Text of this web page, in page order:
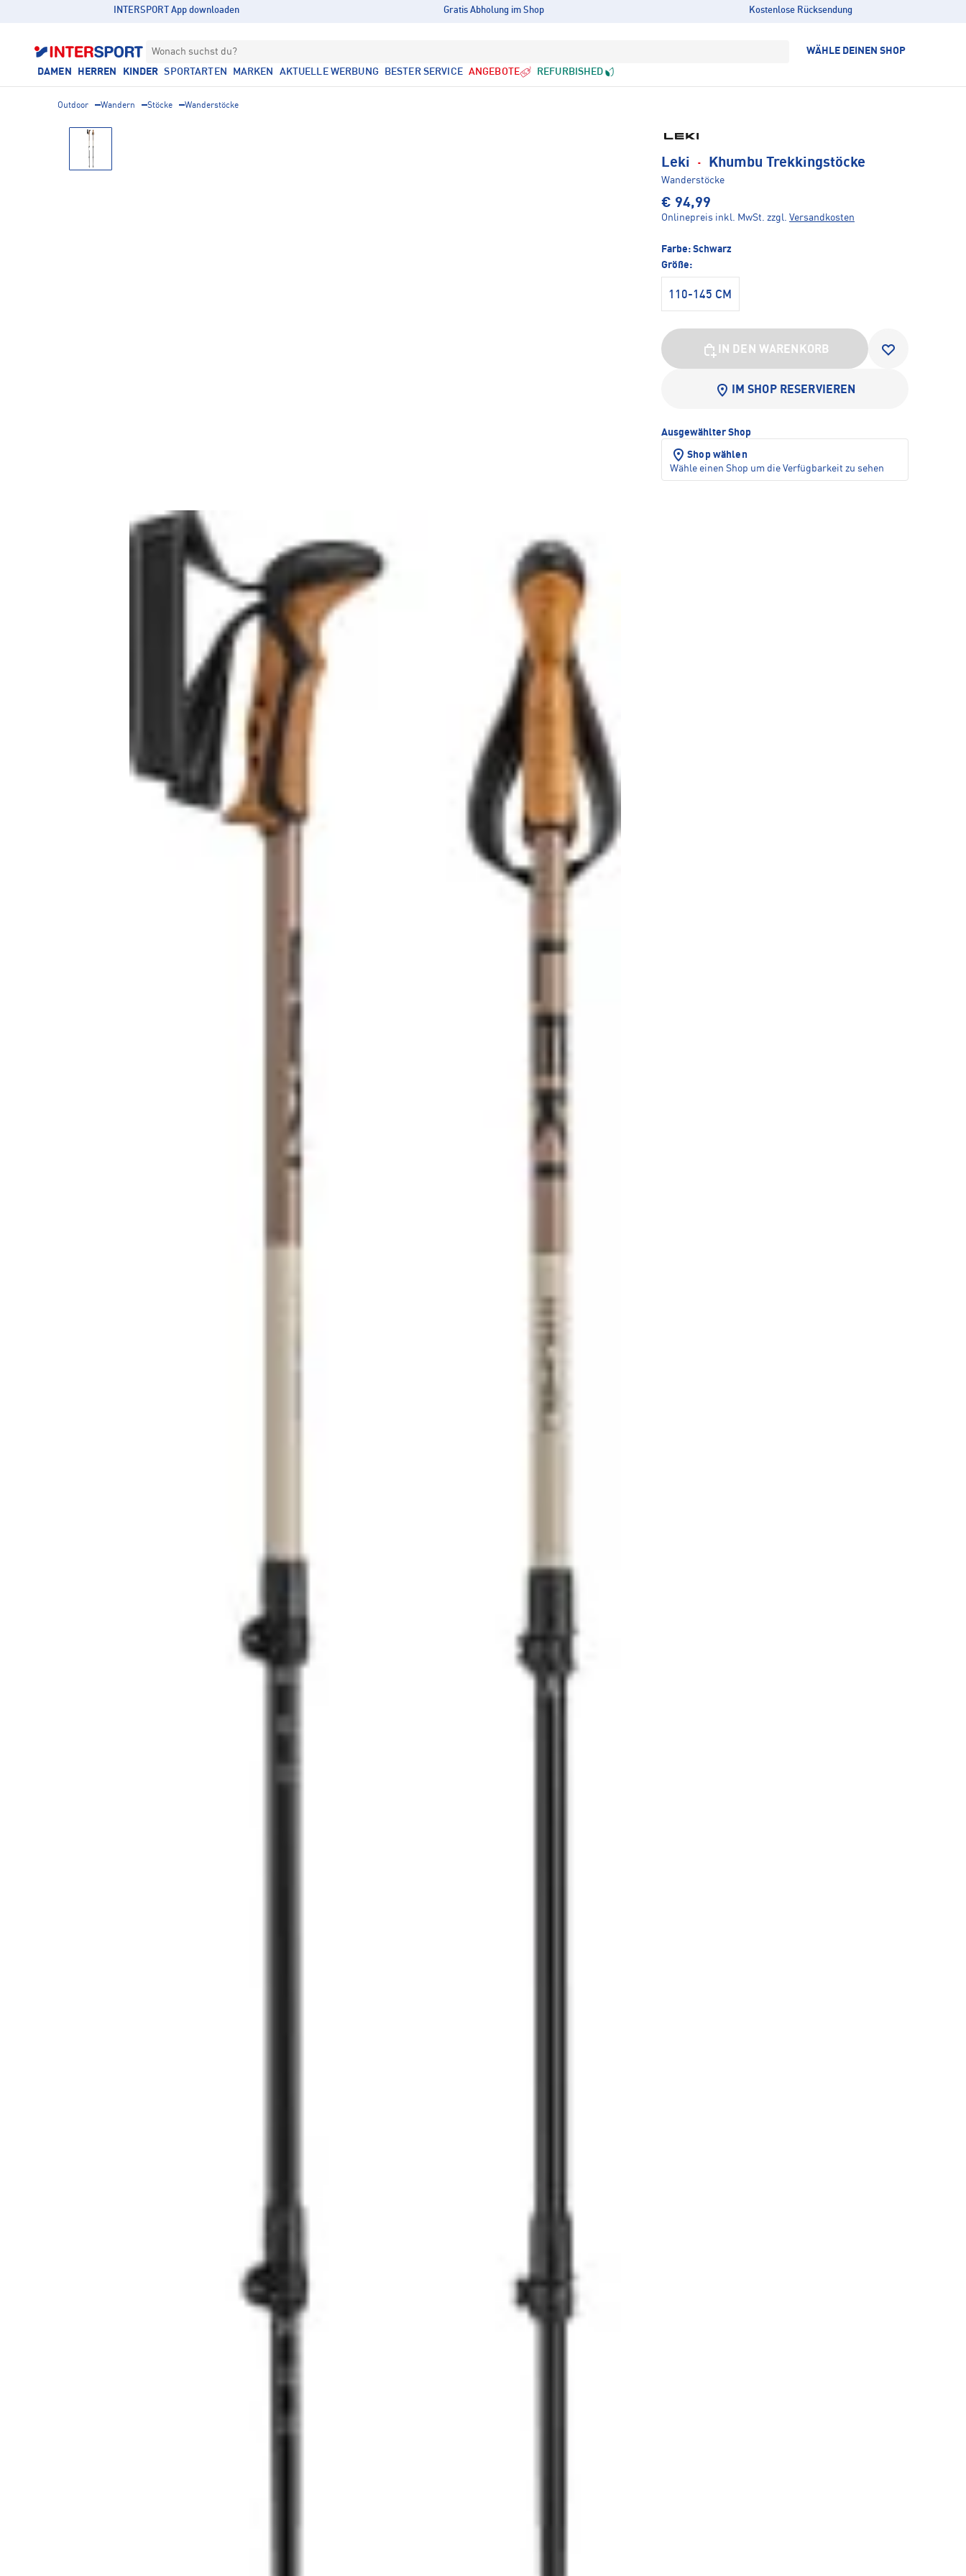
INTERSPORT App downloaden Gratis Abholung im Shop Kostenlose Rücksendung
Wonach suchst du? WÄHLE DEINEN SHOP
DAMEN HERREN KINDER SPORTARTEN MARKEN AKTUELLE WERBUNG BESTER SERVICE ANGEBOTE REFURBISHED
Outdoor Wandern Stöcke Wanderstöcke
Leki · Khumbu Trekkingstöcke
Wanderstöcke
€ 94,99
Onlinepreis inkl. MwSt. zzgl. Versandkosten
Farbe: Schwarz
Größe:
110-145 CM
IN DEN WARENKORB
IM SHOP RESERVIEREN
Ausgewählter Shop
Shop wählen
Wähle einen Shop um die Verfügbarkeit zu sehen